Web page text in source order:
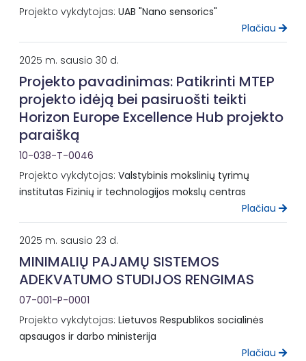
Projekto vykdytojas: UAB "Nano sensorics"
Plačiau
2025 m. sausio 30 d.
Projekto pavadinimas: Patikrinti MTEP
projekto idėją bei pasiruošti teikti
Horizon Europe Excellence Hub projekto
paraišką
10-038-T-0046
Projekto vykdytojas: Valstybinis mokslinių tyrimų
institutas Fizinių ir technologijos mokslų centras
Plačiau
2025 m. sausio 23 d.
MINIMALIŲ PAJAMŲ SISTEMOS
ADEKVATUMO STUDIJOS RENGIMAS
07-001-P-0001
Projekto vykdytojas: Lietuvos Respublikos socialinės
apsaugos ir darbo ministerija
Plačiau